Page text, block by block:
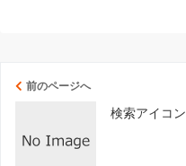
前のページへ
検索アイコン